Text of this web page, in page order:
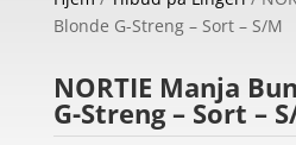
Blonde G-Streng – Sort – S/M
NORTIE Manja
G-Streng – Sort –